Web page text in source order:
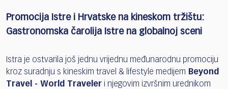
Promocija Istre i Hrvatske na kineskom tržištu:
Gastronomska čarolija Istre na globalnoj sceni
Istra je ostvarila još jednu vrijednu međunarodnu promociju
kroz suradnju s kineskim travel & lifestyle medijem Beyond
Travel - World Traveler i njegovim izvršnim urednikom